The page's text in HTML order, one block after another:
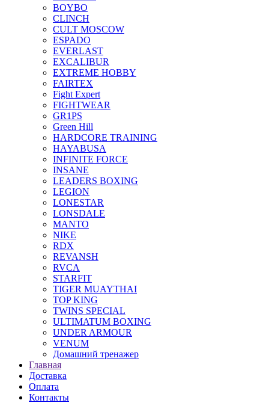
BOYBO
CLINCH
CULT MOSCOW
ESPADO
EVERLAST
EXCALIBUR
EXTREME HOBBY
FAIRTEX
Fight Expert
FIGHTWEAR
GR1PS
Green Hill
HARDCORE TRAINING
HAYABUSA
INFINITE FORCE
INSANE
LEADERS BOXING
LEGION
LONESTAR
LONSDALE
MANTO
NIKE
RDX
REVANSH
RVCA
STARFIT
TIGER MUAYTHAI
TOP KING
TWINS SPECIAL
ULTIMATUM BOXING
UNDER ARMOUR
VENUM
Домашний тренажер
Главная
Доставка
Оплата
Контакты